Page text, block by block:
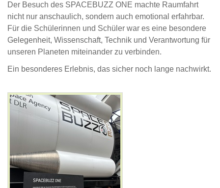
Der Besuch des SPACEBUZZ ONE machte Raumfahrt
nicht nur anschaulich, sondern auch emotional erfahrbar.
Für die Schülerinnen und Schüler war es eine besondere
Gelegenheit, Wissenschaft, Technik und Verantwortung für
unseren Planeten miteinander zu verbinden.
Ein besonderes Erlebnis, das sicher noch lange nachwirkt.